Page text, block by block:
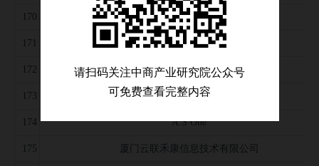
170 徐州健立康生物科技有限公司
171 四川安康通健康管理有限公司
172 宁波市海曙区康纳健康管理服务有限公司
173 绍兴弘康养老服务有限公司
174 A.S One
175 厦门云联禾康信息技术有限公司
请扫码关注中商产业研究院公众号
可免费查看完整内容